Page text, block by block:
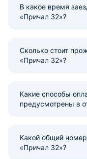
В какое время
«Причал 32»?
Сколько стоит
«Причал 32»?
Какие способы
предусмотрены в
Какой общий
«Причал 32»?